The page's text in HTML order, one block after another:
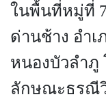
ในพื้นที่หมู่ที่
ด่านช้าง อำเ
หนองบัวลำภู
ลักษณะธรณี